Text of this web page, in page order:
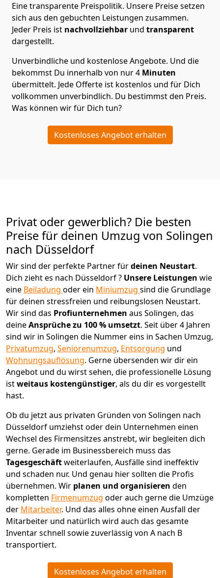
Eine transparente Preispolitik. Unsere Preise setzen
sich aus den gebuchten Leistungen zusammen.
Jeder Preis ist nachvollziehbar und transparent
dargestellt.
Unverbindliche und kostenlose Angebote. Und die
bekommst Du innerhalb von nur4 Minuten
übermittelt. Jede Offerte ist kostenlos und für Dich
vollkommen unverbindlich. Du bestimmst den Preis.
Was können wir für Dich tun?
Kostenloses Angebot erhalten
Privat oder gewerblich? Die besten
Preise für deinen Umzug von Solingen
nach Düsseldorf
Wir sind der perfekte Partner fürdeinen Neustart.
Dich zieht es nach Düsseldorf ? Unsere Leistungen wie
eine Beiladung oder ein Miniumzug sind die Grundlage
für deinen stressfreien und reibungslosen Neustart.
Wir sind das Profiunternehmen aus Solingen, das
deineAnsprüche zu 100 % umsetzt. Seit über 4 Jahren
sind wir in Solingen die Nummer eins in Sachen Umzug,
Privatumzug, Seniorenumzug, Entsorgung und
Wohnungsauflösung. Gerne übersenden wir dir ein
Angebot und du wirst sehen, die professionelle Lösung
istweitaus kostengünstiger, als du dir es vorgestellt
hast.
Ob du jetzt aus privaten Gründen von Solingen nach
Düsseldorf umziehst oder dein Unternehmen einen
Wechsel des Firmensitzes anstrebt, wir begleiten dich
gerne. Gerade im Businessbereich muss das
Tagesgeschäftweiterlaufen, Ausfälle sind ineffektiv
und schaden nur. Und genau hier sollten die Profis
übernehmen. Wir planen und organisieren den
kompletten Firmenumzug oder auch gerne die Umzüge
der Mitarbeiter. Und das alles ohne einen Ausfall der
Mitarbeiter und natürlich wird auch das gesamte
Inventar schnell sowie zuverlässig von A nach B
transportiert.
Kostenloses Angebot erhalten